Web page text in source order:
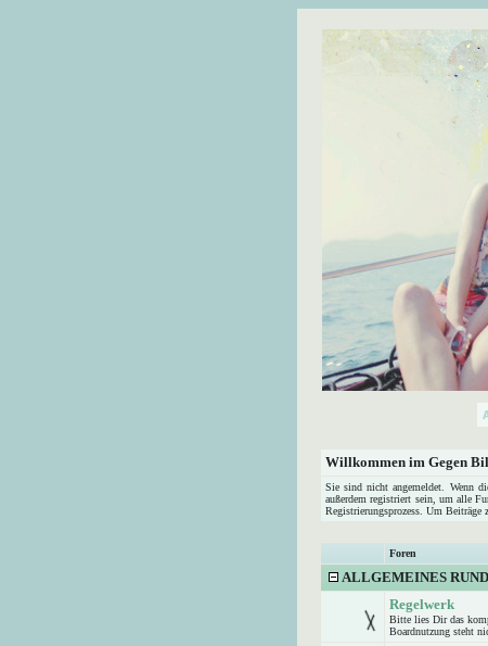
Willkommen im Gegen
Sie sind nicht angemeldet. Wenn
außerdem registriert sein, um alle
Registrierungsprozess. Um
Foren
ALLGEMEINES
Regelwerk
Bitte lies Dir das
Boardnutzung steht